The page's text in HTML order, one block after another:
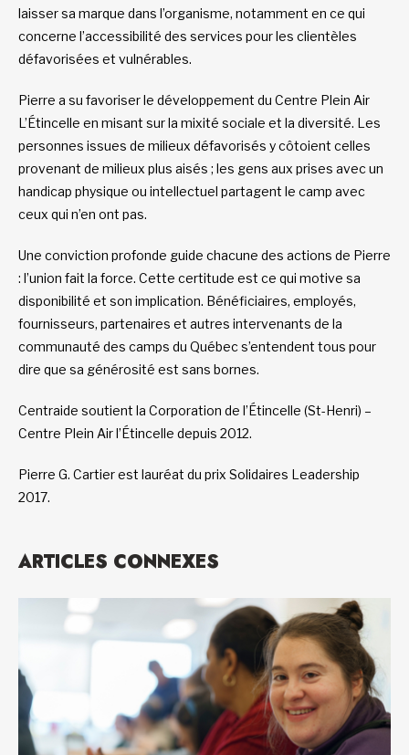
laisser sa marque dans l’organisme, notamment en ce qui
concerne l’accessibilité des services pour les clientèles
défavorisées et vulnérables.
Pierre a su favoriser le développement du Centre Plein Air
L’Étincelle en misant sur la mixité sociale et la diversité. Les
personnes issues de milieux défavorisés y côtoient celles
provenant de milieux plus aisés ; les gens aux prises avec un
handicap physique ou intellectuel partagent le camp avec
ceux qui n’en ont pas.
Une conviction profonde guide chacune des actions de Pierre
: l’union fait la force. Cette certitude est ce qui motive sa
disponibilité et son implication. Bénéficiaires, employés,
fournisseurs, partenaires et autres intervenants de la
communauté des camps du Québec s’entendent tous pour
dire que sa générosité est sans bornes.
Centraide soutient la Corporation de l’Étincelle (St-Henri) –
Centre Plein Air l’Étincelle depuis 2012.
Pierre G. Cartier est lauréat du prix Solidaires Leadership
2017.
ARTICLES CONNEXES